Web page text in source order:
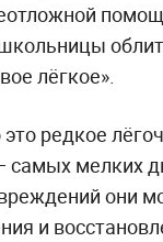
лёгкое».
редкое
самых мелких
они
и